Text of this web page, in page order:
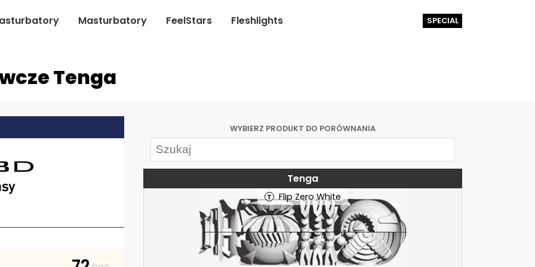
Masturbatory FeelStars Fleshlights SPECIAL
Tenga
WYBIERZ PRODUKT DO PORÓWNANIA
Tenga
T Flip Zero White